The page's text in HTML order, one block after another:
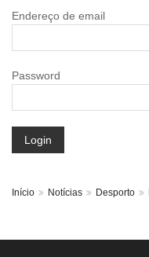
Endereço de email
Password
Login
Início Notícias Desporto